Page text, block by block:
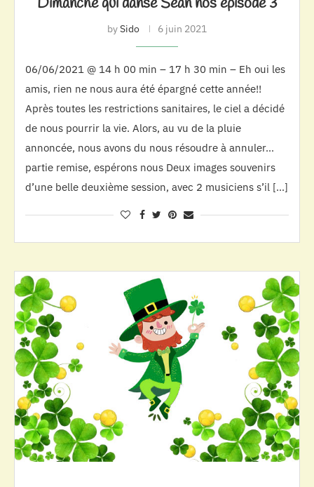
bySido 6 juin 2021
06/06/2021 @ 14 h 00 min – 17 h 30 min – Eh oui les
amis, rien ne nous aura été épargné cette année!!
Après toutes les restrictions sanitaires, le ciel a décidé
de nous pourrir la vie. Alors, au vu de la pluie
annoncée, nous avons du nous résoudre à annuler…
partie remise, espérons nous Deux images souvenirs
d’une belle deuxième session, avec 2 musiciens s’il […]